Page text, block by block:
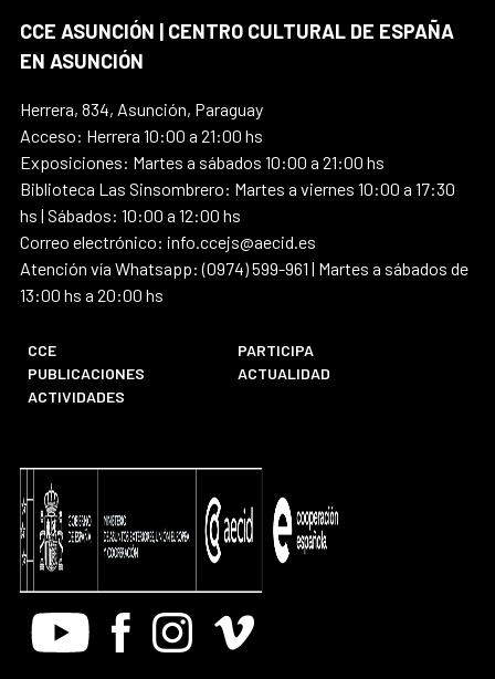
CCE ASUNCIÓN | CENTRO CULTURAL DE ESPAÑA
EN ASUNCIÓN
Herrera, 834, Asunción, Paraguay
Acceso: Herrera 10:00 a 21:00 hs
Exposiciones: Martes a sábados 10:00 a 21:00 hs
Biblioteca Las Sinsombrero: Martes a viernes 10:00 a 17:30
hs | Sábados: 10:00 a 12:00 hs
Correo electrónico: info.ccejs@aecid.es
Atención vía Whatsapp: (0974) 599-961 | Martes a sábados de
13:00 hs a 20:00 hs
CCE
PARTICIPA
PUBLICACIONES
ACTUALIDAD
ACTIVIDADES
Youtube FacebookInstagram
Vimeo